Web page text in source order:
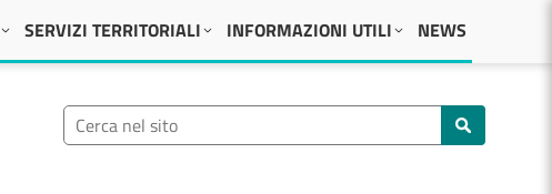
SERVIZI TERRITORIALI INFORMAZIONI UTILI NEWS
Ricerca nel sito